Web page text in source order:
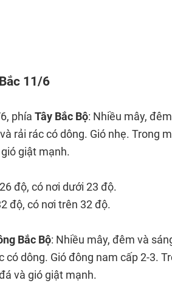
11/6
phía Tây Bắc Bộ: Nhiều mây,
rải rác có dông. Gió nhẹ. Trong
giật mạnh.
độ, có nơi dưới 23 độ.
độ, có nơi trên 32 độ.
Bắc Bộ: Nhiều mây, đêm và
có dông. Gió đông nam cấp 2-3.
và gió giật mạnh.